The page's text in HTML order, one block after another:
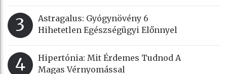
3
Astragalus: Gyógynövény 6
Hihetetlen Egészségügyi Előnnyel
4
Hipertónia: Mit Érdemes Tudnod A
Magas Vérnyomással